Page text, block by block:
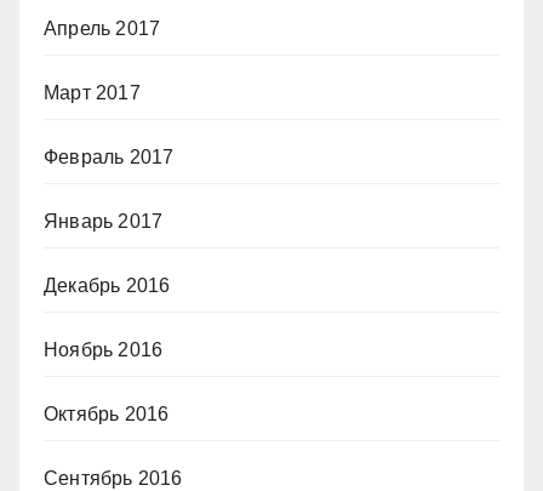
Апрель 2017
Март 2017
Февраль 2017
Январь 2017
Декабрь 2016
Ноябрь 2016
Октябрь 2016
Сентябрь 2016